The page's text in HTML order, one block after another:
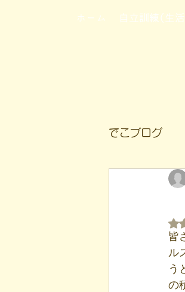
ホーム 自立訓練(生
でこブログ
皆
ル
う
の